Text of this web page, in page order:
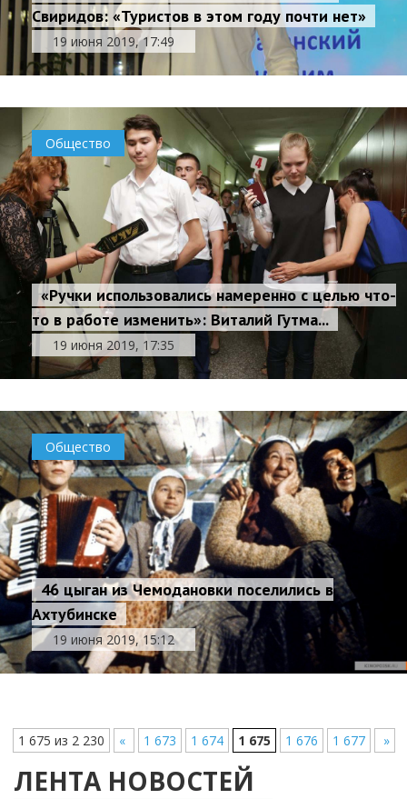
Свиридов: «Туристов в этом году почти нет»
19 июня 2019, 17:49
Общество
«Ручки использовались намеренно с целью что-
то в работе изменить»: Виталий Гутма...
19 июня 2019, 17:35
Общество
46 цыган из Чемодановки поселились в
Ахтубинске
19 июня 2019, 15:12
1 675 из 2 230 « 1 673 1 674 1 675 1 676 1 677 »
ЛЕНТА НОВОСТЕЙ